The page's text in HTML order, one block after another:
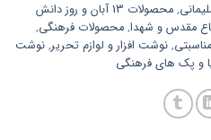
,
محصولات 13 آبان و روز دانش
مقدس و شهدا, محصولات فرهنگی,
, نوشت افزار و لوازم تحریر, نوشت
و پک های فرهنگی